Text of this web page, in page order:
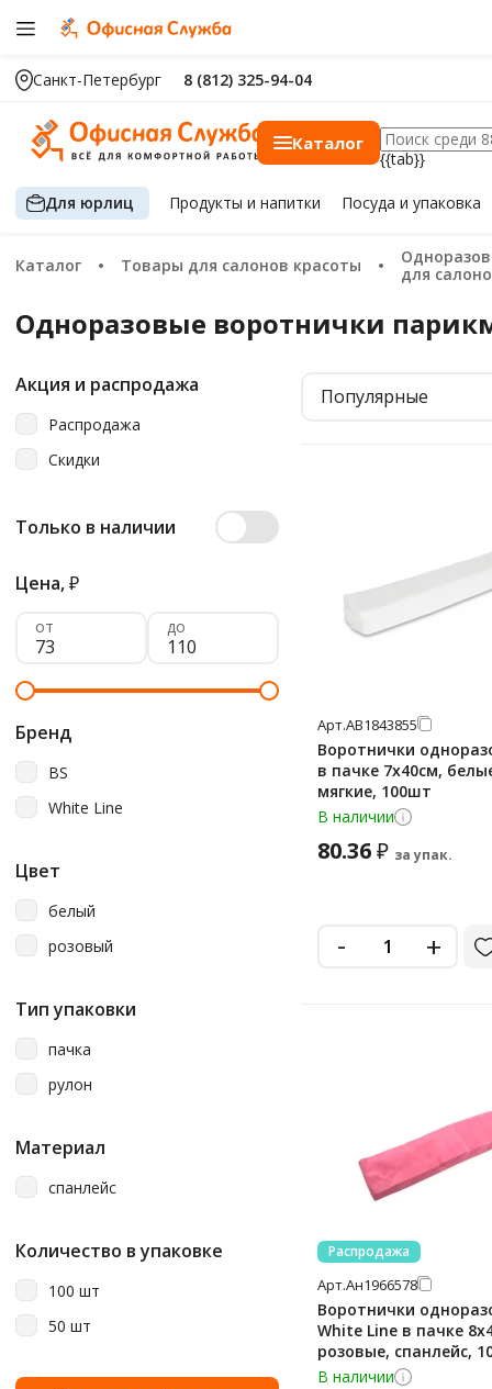
Санкт-Петербург 8 (812) 325-94-04
Каталог
{{tab}}
Для юрлиц Продуктыи напитки Посуда и упаковка
Каталог Товары для салонов красоты
Одноразовые расходные материалы
для
Одноразовые воротнички
Акция и распродажа
Распродажа
Скидки
Только в наличии
Цена,₽
от до
Бренд
BS
White Line
Цвет
белый
розовый
Тип упаковки
пачка
рулон
Материал
спанлейс
Количество в упаковке
100 шт
50 шт
Популярные
Арт.АВ1843855
Воротнички
в пачке 7х40см,
мягкие, 100шт
В наличии
80.36₽ за упак.
- +
Распродажа
Арт.Ан1966578
Воротнички
White Line в пачке
розовые, спанлейс,
В наличии